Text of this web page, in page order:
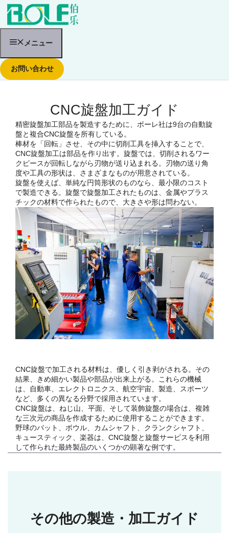
ス
キ
ッ
メニュー
お問い合わせ
CNC旋盤加工ガイド
精密旋盤加工部品を製造するために、ボーレ社は9台の自動旋
盤と複合CNC旋盤を所有している。
棒材を「回転」させ、その中に切削工具を挿入することで、
CNC旋盤加工は部品を作り出す。旋盤では、切削されるワー
クピースが回転しながら刃物が送り込まれる。刃物の送り角
度や工具の形状は、さまざまなものが用意されている。
旋盤を使えば、単純な円筒形状のものなら、最小限のコスト
で製造できる。旋盤で旋盤加工されたものは、金属やプラス
チックの材料で作られたもので、大きさや形は問わない。
CNC旋盤で加工される材料は、優しく引き剥がされる。その
結果、きめ細かい製品や部品が出来上がる。これらの機械
は、自動車、エレクトロニクス、航空宇宙、製造、スポーツ
など、多くの異なる分野で採用されています。
CNC旋盤は、ねじ山、平面、そして装飾旋盤の場合は、複雑
な三次元の商品を作成するために使用することができます。
野球のバット、ボウル、カムシャフト、クランクシャフト、
キュースティック、楽器は、CNC旋盤と旋盤サービスを利用
して作られた最終製品のいくつかの顕著な例です。
その他の製造・加工ガイド